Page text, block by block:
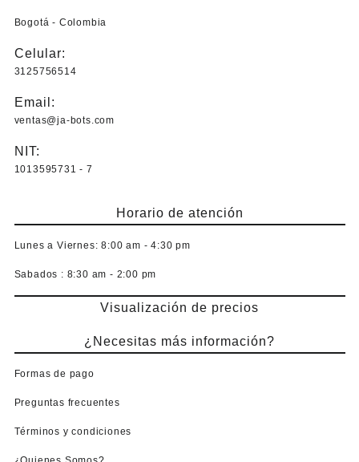
Bogotá - Colombia
Celular:
3125756514
Email:
ventas@ja-bots.com
NIT:
1013595731 - 7
Horario de atención
Lunes a Viernes: 8:00 am - 4:30 pm
Sabados : 8:30 am - 2:00 pm
Visualización de precios
¿Necesitas más información?
Formas de pago
Preguntas frecuentes
Términos y condiciones